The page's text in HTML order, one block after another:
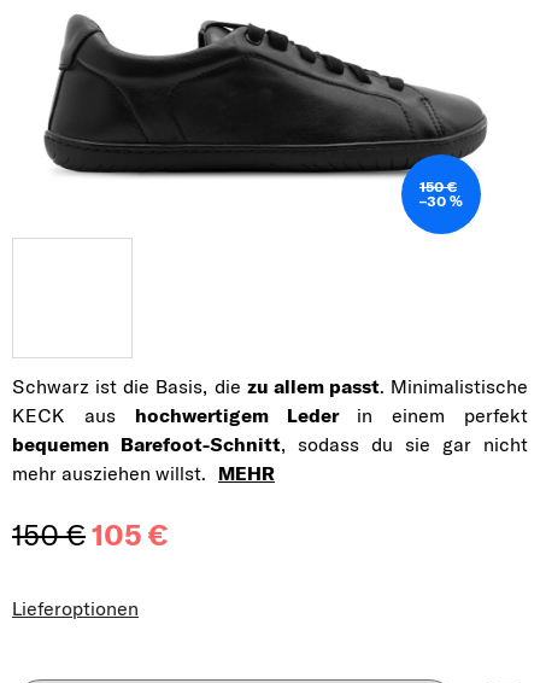
Schwarz ist die Basis, die zu allem passt. Minimalistische
KECK aus hochwertigem Lederin einem perfekt
bequemen Barefoot-Schnitt, sodass du sie gar nicht
mehr ausziehen willst. MEHR
150 €105 €
Lieferoptionen
150 €
–30 %